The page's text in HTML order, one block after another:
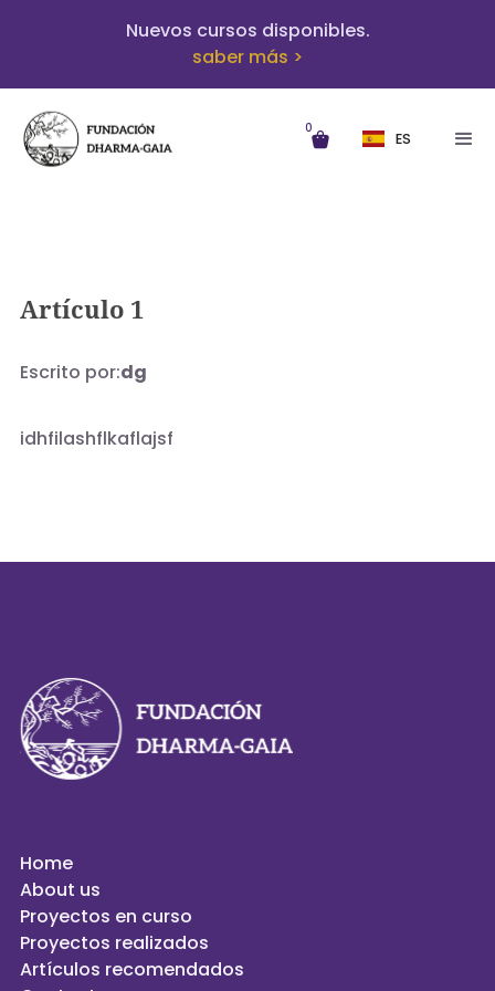
Nuevos cursos disponibles.
saber más >
0
ES
Artículo 1
Escrito por:dg
idhfilashflkaflajsf
Home
About us
Proyectos en curso
Proyectos realizados
Artículos recomendados